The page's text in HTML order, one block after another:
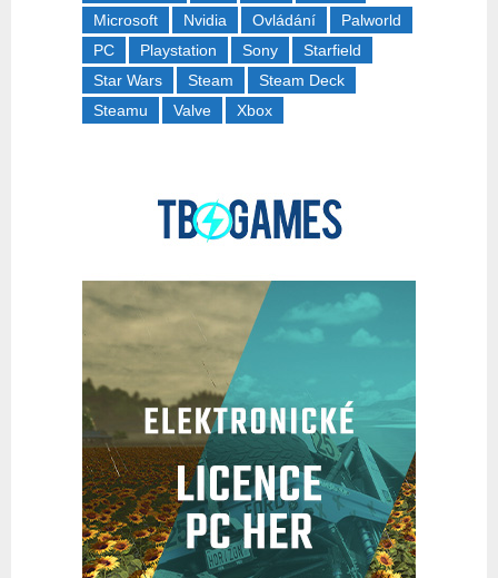
Microsoft
Nvidia Ovládání
Palworld
PC
Playstation Sony
Starfield
Star Wars
Steam
Steam Deck
Steamu
Valve Xbox